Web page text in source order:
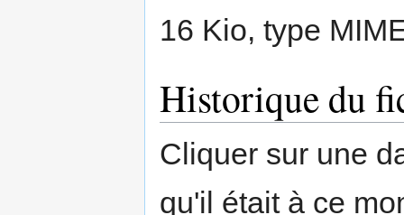
16 Kio, type
Historique du
Cliquer sur une
qu'il était à ce